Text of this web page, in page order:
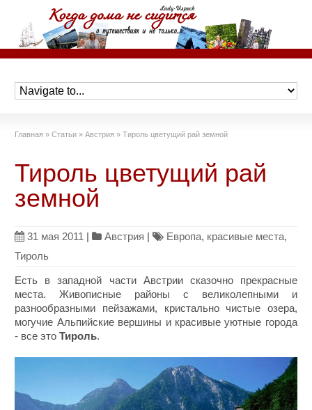
Главная » Статьи » Австрия » Тироль цветущий рай земной
Тироль цветущий рай
земной
31 мая 2011 | Австрия | Европа, красивые места,
Тироль
Есть в западной части Австрии сказочно прекрасные
места. Живописные районы с великолепными и
разнообразными пейзажами, кристально чистые озера,
могучие Альпийские вершины и красивые уютные города
- все этоТироль.